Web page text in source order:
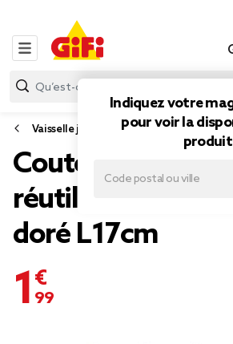
Indiquez votre
pour voir la
Vaisselle jetable et réutilisable
Couteau plastique
réutilisable x4
doré L17cm
1,99 €